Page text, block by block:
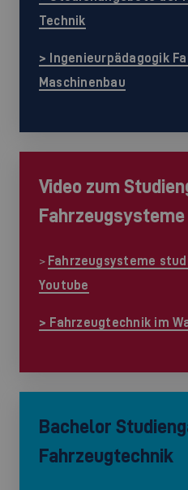
Technik
> Ingenieurpädagogik
Maschinenbau
Video zum
Fahrzeugsysteme
> Fahrzeugsysteme
Youtube
> Fahrzeugtechnik im
Bachelor
Fahrzeugtechnik